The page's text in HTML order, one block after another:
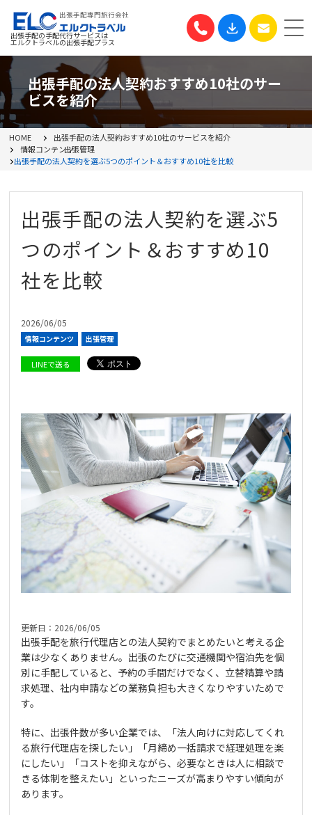
出張手配専門旅行会社
出張手配の手配代行サービスは
エルクトラベルの出張手配プラス
出張手配の法人契約おすすめ10社のサー
ビスを紹介
HOME
出張手配の法人契約おすすめ10社のサービスを紹介
情報コンテンツ出張管理
出張手配の法人契約を選ぶ5つのポイント＆おすすめ10社を比較
出張手配の法人契約を選ぶ5
つのポイント＆おすすめ10
社を比較
2026/06/05
情報コンテンツ 出張管理
LINEで送る
更新日：2026/06/05
出張手配を旅行代理店との法人契約でまとめたいと考える企
業は少なくありません。出張のたびに交通機関や宿泊先を個
別に手配していると、予約の手間だけでなく、立替精算や請
求処理、社内申請などの業務負担も大きくなりやすいためで
す。
特に、出張件数が多い企業では、「法人向けに対応してくれ
る旅行代理店を探したい」「月締め一括請求で経理処理を楽
にしたい」「コストを抑えながら、必要なときは人に相談で
きる体制を整えたい」といったニーズが高まりやすい傾向が
あります。